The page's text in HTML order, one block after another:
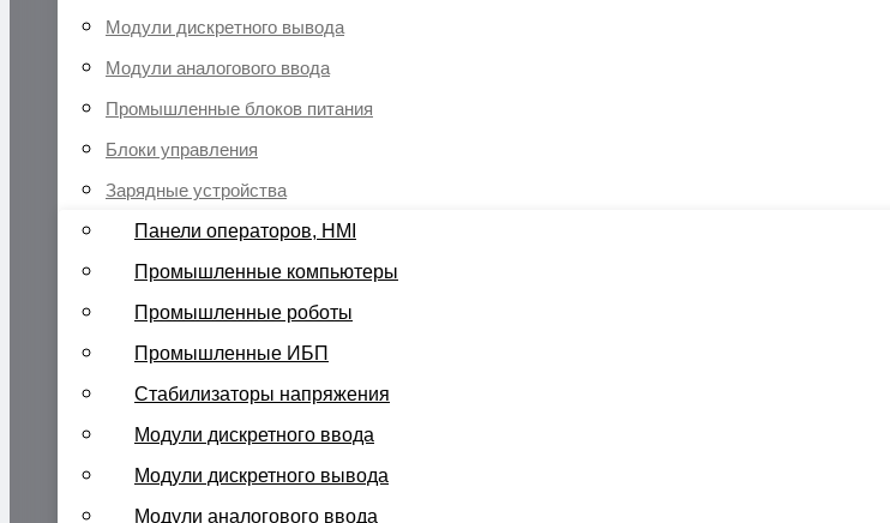
Модули дискретного вывода
Модули аналогового ввода
Промышленные блоков питания
Блоки управления
Зарядные устройства
Панели операторов, HMI
Промышленные компьютеры
Промышленные роботы
Промышленные ИБП
Стабилизаторы напряжения
Модули дискретного ввода
Модули дискретного вывода
Модули аналогового ввода